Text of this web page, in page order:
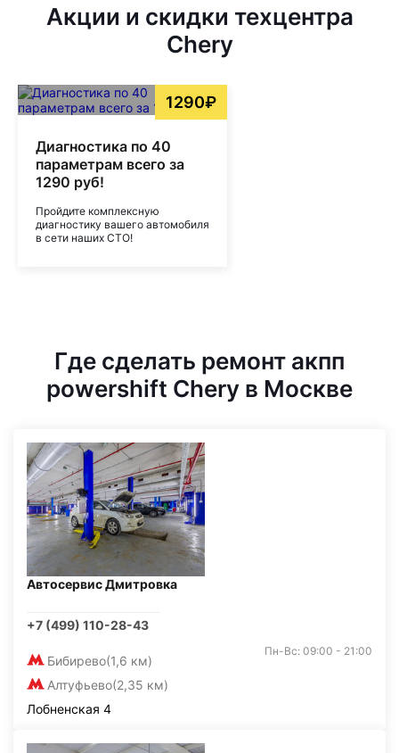
Акции и скидки техцентра
Chery
1290₽
Диагностика по 40
параметрам всего за
1290 руб!
Пройдите комплексную
диагностику вашего автомобиля
в сети наших СТО!
Где сделать ремонт акпп
powershift Chery в Москве
Автосервис Дмитровка
+7 (499) 110-28-43
Бибирево(1,6 км)
Алтуфьево(2,35 км)
Пн-Вс: 09:00 - 21:00
Лобненская 4